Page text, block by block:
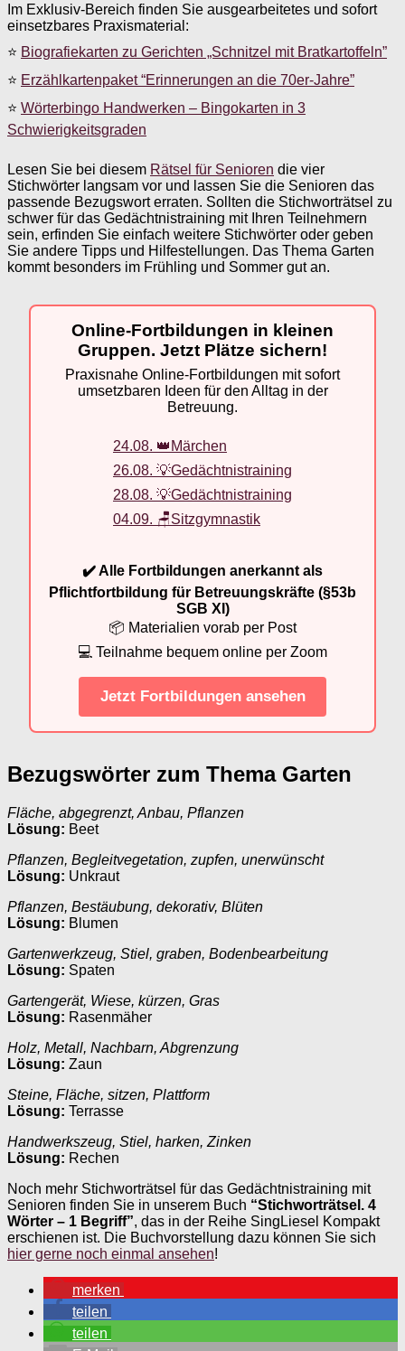
Im Exklusiv-Bereich finden Sie ausgearbeitetes und sofort
einsetzbares Praxismaterial:
⭐ Biografiekarten zu Gerichten „Schnitzel mit Bratkartoffeln”
⭐ Erzählkartenpaket “Erinnerungen an die 70er-Jahre”
⭐ Wörterbingo Handwerken – Bingokarten in 3
Schwierigkeitsgraden
Lesen Sie bei diesem Rätsel für Senioren die vier
Stichwörter langsam vor und lassen Sie die Senioren das
passende Bezugswort erraten. Sollten die Stichworträtsel zu
schwer für das Gedächtnistraining mit Ihren Teilnehmern
sein, erfinden Sie einfach weitere Stichwörter oder geben
Sie andere Tipps und Hilfestellungen. Das Thema Garten
kommt besonders im Frühling und Sommer gut an.
Online-Fortbildungen in kleinen
Gruppen. Jetzt Plätze sichern!
Praxisnahe Online-Fortbildungen mit sofort
umsetzbaren Ideen für den Alltag in der
Betreuung.
24.08. 👑Märchen
26.08. 💡Gedächtnistraining
28.08. 💡Gedächtnistraining
04.09. 🪑Sitzgymnastik
✔️ Alle Fortbildungen anerkannt als
Pflichtfortbildung für Betreuungskräfte (§53b
SGB XI)
📦 Materialien vorab per Post
💻 Teilnahme bequem online per Zoom
Jetzt Fortbildungen ansehen
Bezugswörter zum Thema Garten
Fläche, abgegrenzt, Anbau, Pflanzen
Lösung: Beet
Pflanzen, Begleitvegetation, zupfen, unerwünscht
Lösung: Unkraut
Pflanzen, Bestäubung, dekorativ, Blüten
Lösung: Blumen
Gartenwerkzeug, Stiel, graben, Bodenbearbeitung
Lösung: Spaten
Gartengerät, Wiese, kürzen, Gras
Lösung: Rasenmäher
Holz, Metall, Nachbarn, Abgrenzung
Lösung: Zaun
Steine, Fläche, sitzen, Plattform
Lösung: Terrasse
Handwerkszeug, Stiel, harken, Zinken
Lösung: Rechen
Noch mehr Stichworträtsel für das Gedächtnistraining mit
Senioren finden Sie in unserem Buch “Stichworträtsel. 4
Wörter – 1 Begriff”, das in der Reihe SingLiesel Kompakt
erschienen ist. Die Buchvorstellung dazu können Sie sich
hier gerne noch einmal ansehen!
merken
teilen
teilen